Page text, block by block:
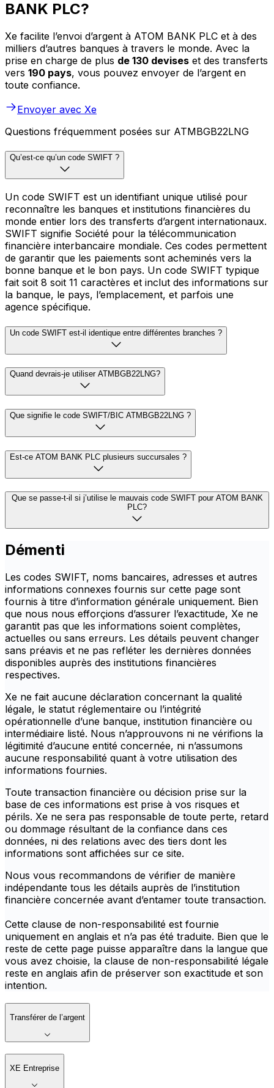
BANK PLC?
Xe facilite l’envoi d’argent à ATOM BANK PLC et à des
milliers d’autres banques à travers le monde. Avec la
prise en charge de plus de 130 devises et des transferts
vers 190 pays, vous pouvez envoyer de l’argent en
toute confiance.
Envoyer avec Xe
Questions fréquemment posées sur ATMBGB22LNG
Qu’est-ce qu’un code SWIFT ?
Un code SWIFT est un identifiant unique utilisé pour
reconnaître les banques et institutions financières du
monde entier lors des transferts d’argent internationaux.
SWIFT signifie Société pour la télécommunication
financière interbancaire mondiale. Ces codes permettent
de garantir que les paiements sont acheminés vers la
bonne banque et le bon pays. Un code SWIFT typique
fait soit 8 soit 11 caractères et inclut des informations sur
la banque, le pays, l’emplacement, et parfois une
agence spécifique.
Un code SWIFT est-il identique entre différentes branches ?
Quand devrais-je utiliser ATMBGB22LNG?
Que signifie le code SWIFT/BIC ATMBGB22LNG ?
Est-ce ATOM BANK PLC plusieurs succursales ?
Que se passe-t-il si j’utilise le mauvais code SWIFT pour ATOM BANK
PLC?
Démenti
Les codes SWIFT, noms bancaires, adresses et autres
informations connexes fournis sur cette page sont
fournis à titre d’information générale uniquement. Bien
que nous nous efforçions d’assurer l’exactitude, Xe ne
garantit pas que les informations soient complètes,
actuelles ou sans erreurs. Les détails peuvent changer
sans préavis et ne pas refléter les dernières données
disponibles auprès des institutions financières
respectives.
Xe ne fait aucune déclaration concernant la qualité
légale, le statut réglementaire ou l’intégrité
opérationnelle d’une banque, institution financière ou
intermédiaire listé. Nous n’approuvons ni ne vérifions la
légitimité d’aucune entité concernée, ni n’assumons
aucune responsabilité quant à votre utilisation des
informations fournies.
Toute transaction financière ou décision prise sur la
base de ces informations est prise à vos risques et
périls. Xe ne sera pas responsable de toute perte, retard
ou dommage résultant de la confiance dans ces
données, ni des relations avec des tiers dont les
informations sont affichées sur ce site.
Nous vous recommandons de vérifier de manière
indépendante tous les détails auprès de l’institution
financière concernée avant d’entamer toute transaction.
Cette clause de non-responsabilité est fournie
uniquement en anglais et n’a pas été traduite. Bien que le
reste de cette page puisse apparaître dans la langue que
vous avez choisie, la clause de non-responsabilité légale
reste en anglais afin de préserver son exactitude et son
intention.
Transférer de l’argent
XE Entreprise